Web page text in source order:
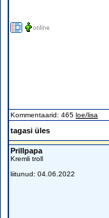
Kommentaarid: 465 loe/lisa
tagasi üles
Prillpapa
Kremli troll
liitunud: 04.06.2022